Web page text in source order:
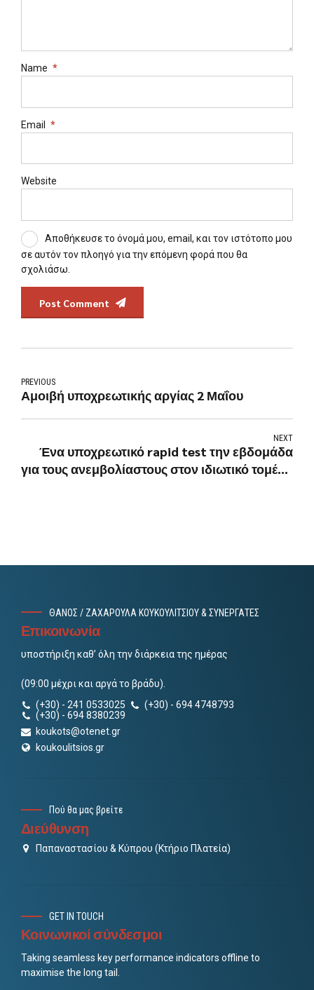
Name *
Email *
Website
Αποθήκευσε το όνομά μου, email, και τον ιστότοπο μου
σε αυτόν τον πλοηγό για την επόμενη φορά που θα
σχολιάσω.
Post Comment
PREVIOUS
Αμοιβή υποχρεωτικής αργίας 2 Μαΐου
NEXT
Ένα υποχρεωτικό rapid test την εβδομάδα
για τους ανεμβολίαστους στον ιδιωτικό τομέα -
ΘΑΝΟΣ / ΖΑΧΑΡΟΥΛΑ ΚΟΥΚΟΥΛΙΤΣΙΟΥ & ΣΥΝΕΡΓΑΤΕΣ
Επικοινωνία
υποστήριξη καθ’ όλη την διάρκεια της ημέρας
(09:00 μέχρι και αργά το βράδυ).
(+30) - 241 0533025
(+30) - 694 4748793
(+30) - 694 8380239
koukots@otenet.gr
koukoulitsios.gr
Πού θα μας βρείτε
Διεύθυνση
Παπαναστασίου & Κύπρου (Κτήριο Πλατεία)
GET IN TOUCH
Κοινωνικοί σύνδεσμοι
Taking seamless key performance indicators offline to
maximise the long tail.